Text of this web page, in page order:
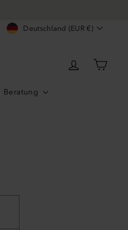
WährungDeutschland (EUR €)
Einloggen
Beratung